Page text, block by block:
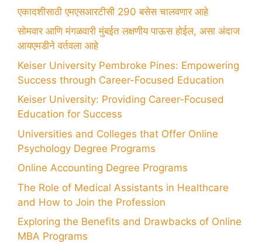
एकादशीसाठी एमएसआरटीसी 290 बसेस चालवणार आहे
सोमवार आणि मंगळवारी मुंबईत लक्षणीय पाऊस होईल, असा अंदाज
आयएमडीने वर्तवला आहे
Keiser University Pembroke Pines: Empowering
Success through Career-Focused Education
Keiser University: Providing Career-Focused
Education for Success
Universities and Colleges that Offer Online
Psychology Degree Programs
Online Accounting Degree Programs
The Role of Medical Assistants in Healthcare
and How to Join the Profession
Exploring the Benefits and Drawbacks of Online
MBA Programs